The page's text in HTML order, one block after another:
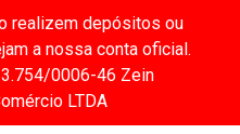
realizem depósitos ou
a nossa conta oficial.
0006-46 Zein
LTDA